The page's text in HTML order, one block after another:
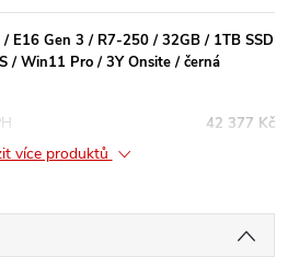
/ E16 Gen 3 / R7-250 / 32GB / 1TB SSD
/ Win11 Pro / 3Y Onsite / černá
42 377 Kč
více produktů